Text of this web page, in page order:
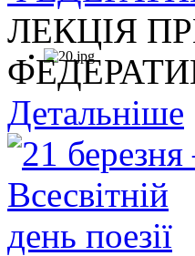
ЛЕКЦІЯ
Детальніше